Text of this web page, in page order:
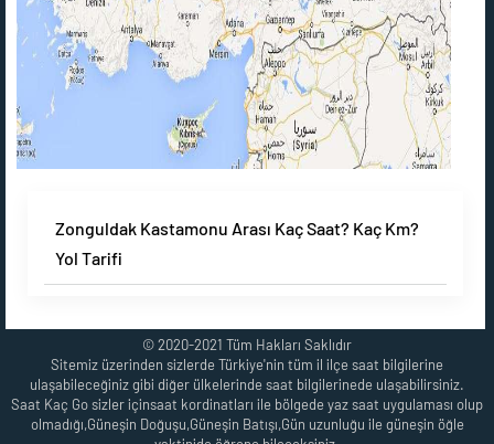
Zonguldak Kastamonu Arası Kaç Saat? Kaç Km?
Yol Tarifi
© 2020-2021 Tüm Hakları Saklıdır
Sitemiz üzerinden sizlerde Türkiye'nin tüm il ilçe saat bilgilerine
ulaşabileceğiniz gibi diğer ülkelerinde saat bilgilerinede ulaşabilirsiniz.
Saat Kaç Go sizler içinsaat kordinatları ile bölgede yaz saat uygulaması olup
olmadığı,Güneşin Doğuşu,Güneşin Batışı,Gün uzunluğu ile güneşin öğle